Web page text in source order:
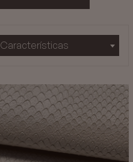
Características